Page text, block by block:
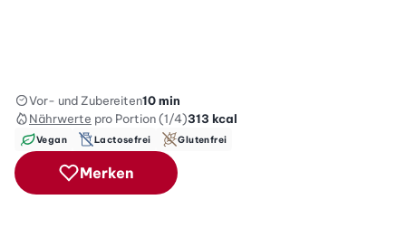
Vor- und Zubereiten10 min
Nährwerte pro Portion (1/4)313 kcal
Vegan Lactosefrei Glutenfrei
Merken